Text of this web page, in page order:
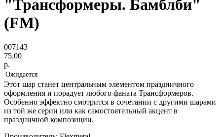
"Трансформеры. Бамблби"
(FM)
007143
75,00
р.
Этот шар станет центральным элементом праздничного
оформления и порадует любого фаната Трансформеров.
Особенно эффектно смотрится в сочетании с другими шарами
из той же серии или как самостоятельный акцент в
праздничной композиции.